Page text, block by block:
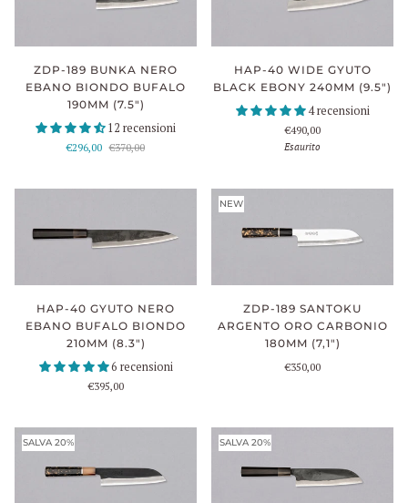
ZDP-189 BUNKA NERO
EBANO BIONDO BUFALO
190MM (7.5")
12 recensioni
€296,00 €370,00
HAP-40 WIDE GYUTO
BLACK EBONY 240MM (9.5")
4 recensioni
€490,00
Esaurito
HAP-40 GYUTO NERO
EBANO BUFALO BIONDO
210MM (8.3")
6 recensioni
€395,00
NEW
ZDP-189 SANTOKU
ARGENTO ORO CARBONIO
180MM (7,1")
€350,00
SALVA 20% SALVA 20%